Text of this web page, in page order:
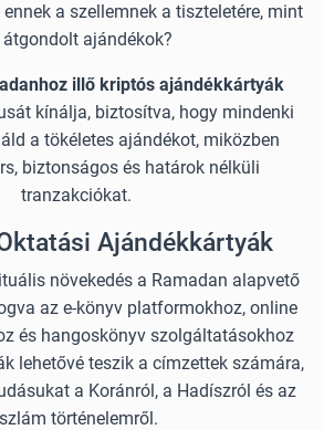
a szellemnek a tiszteletére, mint
átgondolt ajándékok?
illő kriptós ajándékkártyák
kínálja, biztosítva, hogy mindenki
a tökéletes ajándékot, miközben
biztonságos és határok nélküli
tranzakciókat.
Ajándékkártyák
növekedés a Ramadan alapvető
az e-könyv platformokhoz, online
és hangoskönyv szolgáltatásokhoz
lehetővé teszik a címzettek számára,
a Koránról, a Hadíszról és az
történelemről.